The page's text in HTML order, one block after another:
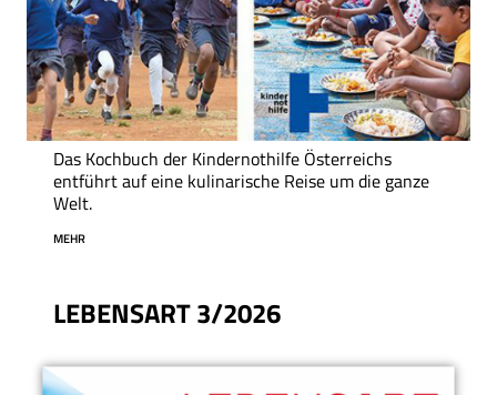
Das Kochbuch der Kindernothilfe Österreichs
entführt auf eine kulinarische Reise um die ganze
Welt.
MEHR
LEBENSART 3/2026